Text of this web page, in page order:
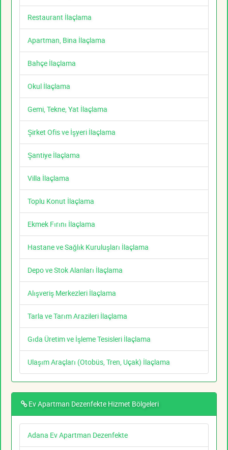
Restaurant İlaçlama
Apartman, Bina İlaçlama
Bahçe İlaçlama
Okul İlaçlama
Gemi, Tekne, Yat İlaçlama
Şirket Ofis ve İşyeri İlaçlama
Şantiye İlaçlama
Villa İlaçlama
Toplu Konut İlaçlama
Ekmek Fırını İlaçlama
Hastane ve Sağlık Kuruluşları İlaçlama
Depo ve Stok Alanları İlaçlama
Alışveriş Merkezleri İlaçlama
Tarla ve Tarım Arazileri İlaçlama
Gıda Üretim ve İşleme Tesisleri İlaçlama
Ulaşım Araçları (Otobüs, Tren, Uçak) İlaçlama
Ev Apartman Dezenfekte Hizmet Bölgeleri
Adana Ev Apartman Dezenfekte